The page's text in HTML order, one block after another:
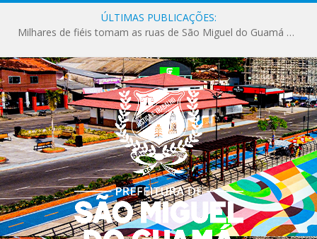
ÚLTIMAS PUBLICAÇÕES:
Milhares de fiéis tomam as ruas de São Miguel do Guamá em uma grande celebração de fé na Marcha para Jesus 2026.